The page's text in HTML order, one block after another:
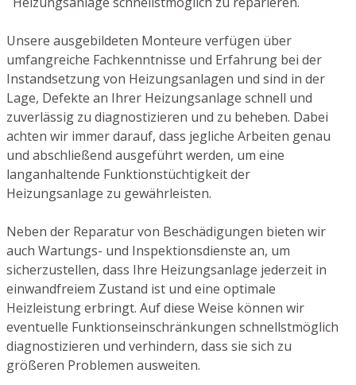
Unsere ausgebildeten Monteure verfügen über
umfangreiche Fachkenntnisse und Erfahrung bei der
Instandsetzung von Heizungsanlagen und sind in der
Lage, Defekte an Ihrer Heizungsanlage schnell und
zuverlässig zu diagnostizieren und zu beheben. Dabei
achten wir immer darauf, dass jegliche Arbeiten genau
und abschließend ausgeführt werden, um eine
langanhaltende Funktionstüchtigkeit der
Heizungsanlage zu gewährleisten.
Neben der Reparatur von Beschädigungen bieten wir
auch Wartungs- und Inspektionsdienste an, um
sicherzustellen, dass Ihre Heizungsanlage jederzeit in
einwandfreiem Zustand ist und eine optimale
Heizleistung erbringt. Auf diese Weise können wir
eventuelle Funktionseinschränkungen schnellstmöglich
diagnostizieren und verhindern, dass sie sich zu
größeren Problemen ausweiten.